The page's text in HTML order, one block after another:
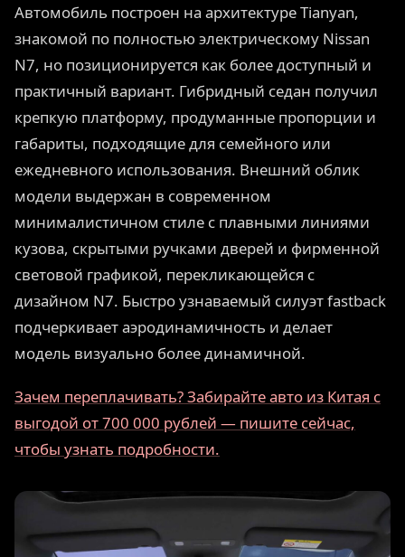
Автомобиль построен на архитектуре Tianyan,
знакомой по полностью электрическому Nissan
N7, но позиционируется как более доступный и
практичный вариант. Гибридный седан получил
крепкую платформу, продуманные пропорции и
габариты, подходящие для семейного или
ежедневного использования. Внешний облик
модели выдержан в современном
минималистичном стиле с плавными линиями
кузова, скрытыми ручками дверей и фирменной
световой графикой, перекликающейся с
дизайном N7. Быстро узнаваемый силуэт fastback
подчеркивает аэродинамичность и делает
модель визуально более динамичной.
Зачем переплачивать? Забирайте авто из Китая с
выгодой от 700 000 рублей — пишите сейчас,
чтобы узнать подробности.